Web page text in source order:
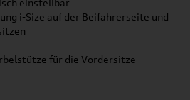
einstellbar
i-Size auf der Beifahrerseite und
für die Vordersitze